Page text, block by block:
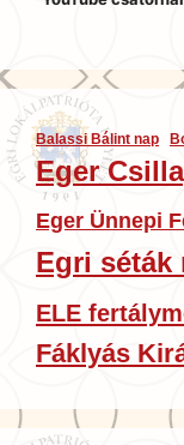
Balassi Bálint nap
Eger
Eger Ünnepi
Egri séták
ELE
Fáklyás